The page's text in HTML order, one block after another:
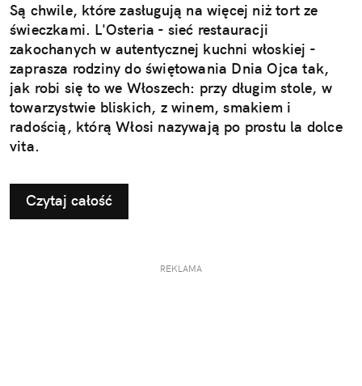
Są chwile, które zasługują na więcej niż tort ze
świeczkami. L'Osteria - sieć restauracji
zakochanych w autentycznej kuchni włoskiej -
zaprasza rodziny do świętowania Dnia Ojca tak,
jak robi się to we Włoszech: przy długim stole, w
towarzystwie bliskich, z winem, smakiem i
radością, którą Włosi nazywają po prostu la dolce
vita.
Czytaj całość
REKLAMA